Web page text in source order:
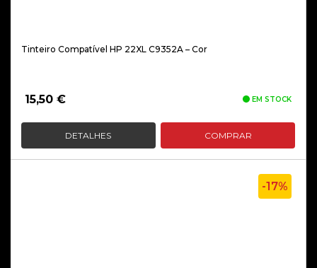
Tinteiro Compatível HP 22XL C9352A – Cor
15,50 € EM STOCK
DETALHES COMPRAR
-17%